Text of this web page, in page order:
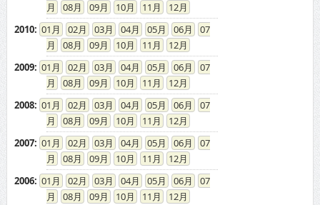
08
09 10 11
12
2010: 01 02 03 04 05 06
07
08
09 10 11
12
2009: 01 02 03 04 05 06
07
08
09 10 11
12
2008: 01 02 03 04 05 06
07
08
09 10 11
12
2007: 01 02 03 04 05 06
07
08
09 10 11
12
2006: 01 02 03 04 05 06
07
08
09 10 11
12